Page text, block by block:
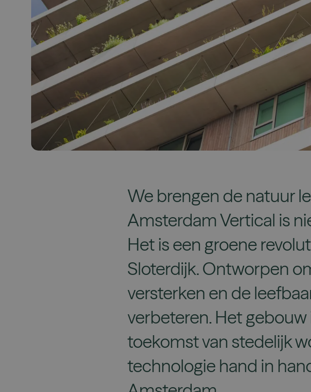
We brengen de natuur
Amsterdam Vertical is
Het is een groene
Sloterdijk. Ontworpen
versterken en de
verbeteren. Het
toekomst van stedelijk
technologie hand in